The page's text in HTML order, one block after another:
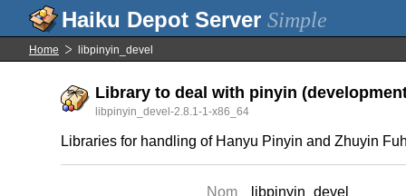
Simple
Home libpinyin_devel
Library to deal with pinyin
libpinyin_devel-2.8.1-1-x86_64
Libraries for handling of Hanyu Pinyin and Zhuyin
Nom
libpinyin_devel